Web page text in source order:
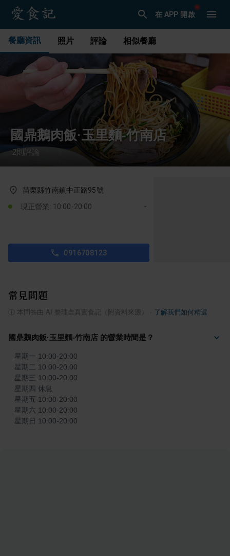
在 APP 開啟
餐廳資訊 照片 評論 相似餐廳
國鼎鵝肉飯·玉里麵-竹南店
·2則評論
苗栗縣竹南鎮中正路95號
現正營業: 10:00-20:00
0916708123
常見問題
本問答由 AI 整理自真實食記（附資料來源） 了解我們如何精選
國鼎鵝肉飯·玉里麵-竹南店 的營業時間是？
星期一 10:00-20:00
星期二 10:00-20:00
星期三 10:00-20:00
星期四 休息
星期五 10:00-20:00
星期六 10:00-20:00
星期日 10:00-20:00